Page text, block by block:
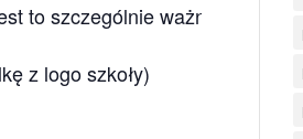
to szczególnie ważne w
z logo szkoły)